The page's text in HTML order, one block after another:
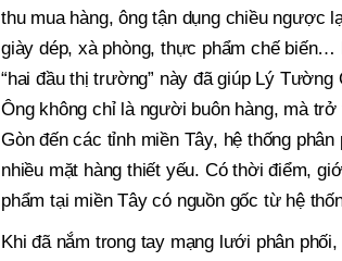
thu mua hàng, ông tận dụng chiều ngược
giày dép, xà phòng, thực phẩm chế
“hai đầu thị trường” này đã giúp Lý
Ông không chỉ là người buôn hàng, mà
Gòn đến các tỉnh miền Tây, hệ thống
nhiều mặt hàng thiết yếu. Có thời điểm,
phẩm tại miền Tây có nguồn gốc từ hệ
Khi đã nắm trong tay mạng lưới phân